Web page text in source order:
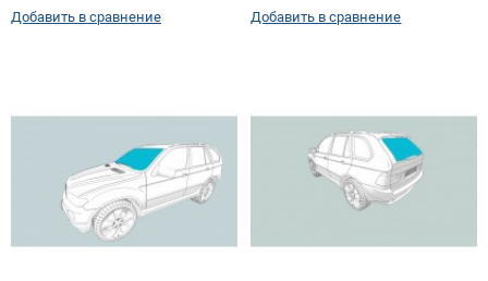
Добавить в сравнение
Добавить в сравнение